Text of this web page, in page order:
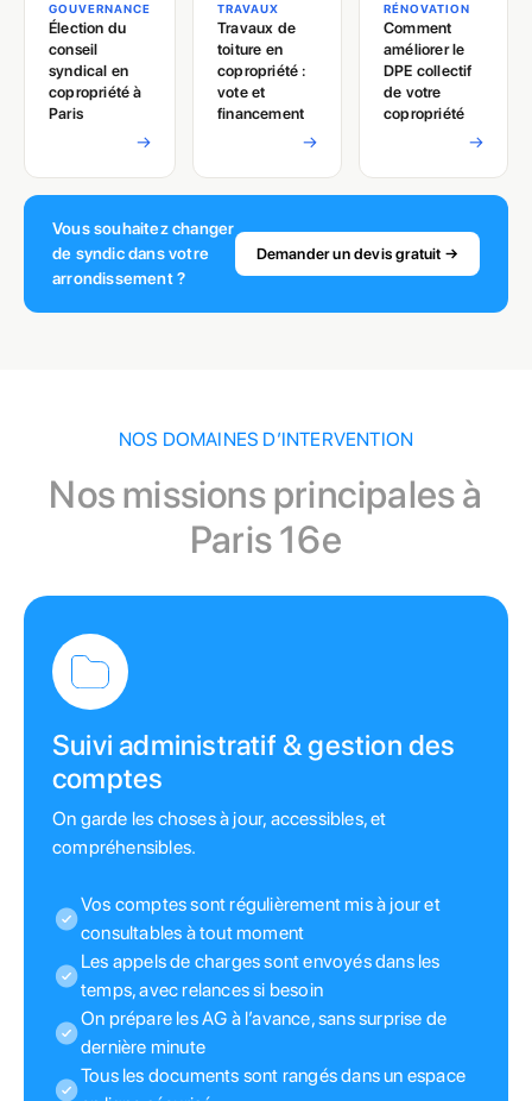
GOUVERNANCE
Élection du
conseil
syndical en
copropriété à
Paris
→
TRAVAUX
Travaux de
toiture en
copropriété :
vote et
financement
→
RÉNOVATION
Comment
améliorer le
DPE collectif
de votre
copropriété
→
Vous souhaitez changer
de syndic dans votre
arrondissement ?
Demander un devis gratuit →
NOS DOMAINES D’INTERVENTION
Nos missions principales à
Paris 16e
Suivi administratif & gestion des
comptes
On garde les choses à jour, accessibles, et
compréhensibles.
Vos comptes sont régulièrement mis à jour et
consultables à tout moment
Les appels de charges sont envoyés dans les
temps, avec relances si besoin
On prépare les AG à l’avance, sans surprise de
dernière minute
Tous les documents sont rangés dans un espace